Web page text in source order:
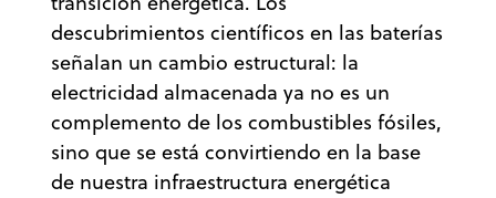
descubrimientos científicos en las baterías
señalan un cambio estructural: la
electricidad almacenada ya no es un
complemento de los combustibles fósiles,
sino que se está convirtiendo en la base
de nuestra infraestructura energética